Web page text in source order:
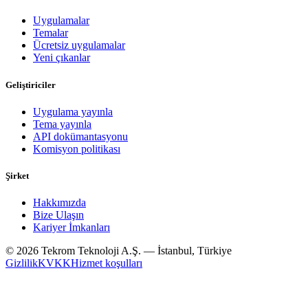
Uygulamalar
Temalar
Ücretsiz uygulamalar
Yeni çıkanlar
Geliştiriciler
Uygulama yayınla
Tema yayınla
API dokümantasyonu
Komisyon politikası
Şirket
Hakkımızda
Bize Ulaşın
Kariyer İmkanları
© 2026 Tekrom Teknoloji A.Ş. — İstanbul, Türkiye
GizlilikKVKKHizmet koşulları